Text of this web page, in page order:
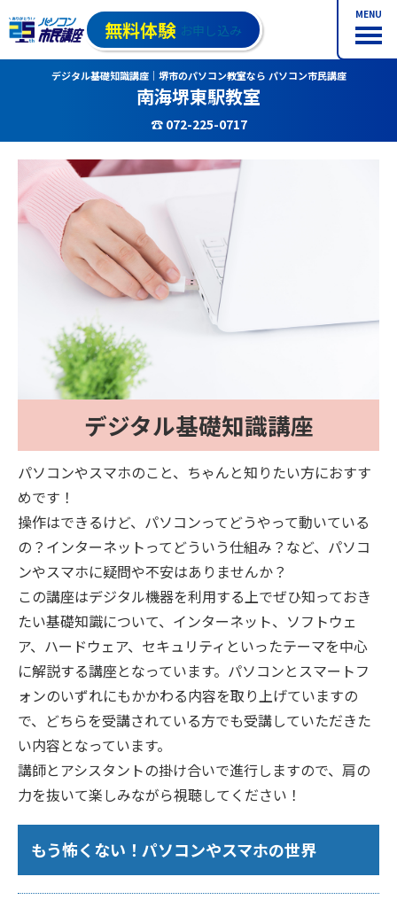
MENU
無料体験 お申し込み
デジタル基礎知識講座｜堺市のパソコン教室なら パソコン市民講座
南海堺東駅教室
☎ 072-225-0717
デジタル基礎知識講座
パソコンやスマホのこと、ちゃんと知りたい方におすす
めです！
操作はできるけど、パソコンってどうやって動いている
の？インターネットってどういう仕組み？など、パソコ
ンやスマホに疑問や不安はありませんか？
この講座はデジタル機器を利用する上でぜひ知っておき
たい基礎知識について、インターネット、ソフトウェ
ア、ハードウェア、セキュリティといったテーマを中心
に解説する講座となっています。パソコンとスマートフ
ォンのいずれにもかかわる内容を取り上げていますの
で、どちらを受講されている方でも受講していただきた
い内容となっています。
講師とアシスタントの掛け合いで進行しますので、肩の
力を抜いて楽しみながら視聴してください！
もう怖くない！パソコンやスマホの世界